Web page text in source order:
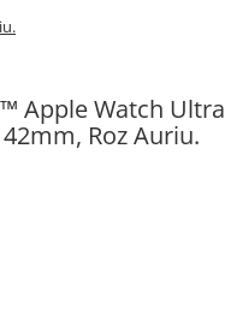
Apple Watch Ultra
Roz Auriu.